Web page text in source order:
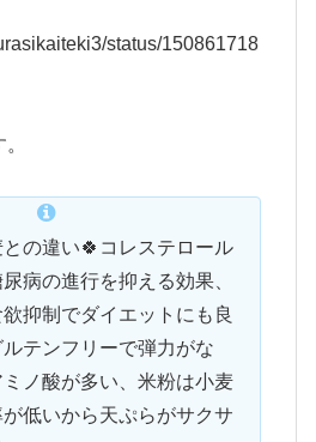
status/150861718
の違い🍀コレステロール
病の進行を抑える効果、
抑制でダイエットにも良
テンフリーで弾力がな
ノ酸が多い、米粉は小麦
低いから天ぷらがサクサ